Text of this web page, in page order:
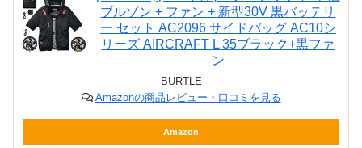
ブルゾン + ファン + 新型30V 黒バッテリ
ー セット AC2096 サイドバッグ AC10シ
リーズ AIRCRAFT L 35ブラック+黒ファ
ン
BURTLE
Amazonの商品レビュー・口コミを見る
Amazon